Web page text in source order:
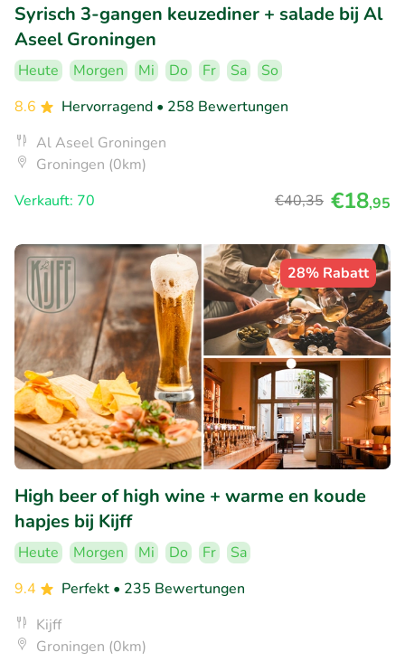
Syrisch 3-gangen keuzediner + salade bij Al
Aseel Groningen
Heute Morgen Mi Do Fr Sa
So
8.6
Hervorragend • 258 Bewertungen
Al Aseel Groningen
Groningen (0km)
Verkauft: 70
€40,35 €18,95
28% Rabatt
High beer of high wine + warme en koude
hapjes bij Kijff
Heute Morgen Mi Do Fr
Sa
9.4
Perfekt • 235 Bewertungen
Kijff
Groningen (0km)